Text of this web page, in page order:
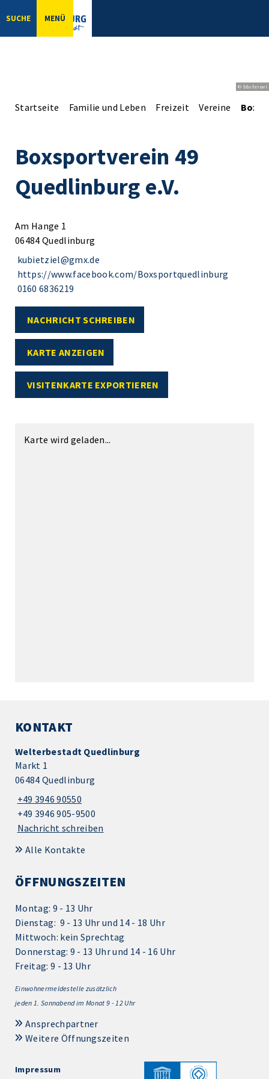
SUCHE MENÜ
© bbsferrari
Startseite Familie und Leben Freizeit Vereine
Boxsportverein 49
Quedlinburg e.V.
Am Hange 1
06484 Quedlinburg
kubietziel@gmx.de
https://www.facebook.com/Boxsportquedlinburg
0160 6836219
NACHRICHT SCHREIBEN
KARTE ANZEIGEN
VISITENKARTE EXPORTIEREN
Karte wird geladen...
KONTAKT
Welterbestadt Quedlinburg
Markt 1
06484 Quedlinburg
+49 3946 90550
+49 3946 905-9500
Nachricht schreiben
Alle Kontakte
ÖFFNUNGSZEITEN
Montag: 9 - 13 Uhr
Dienstag: 9 - 13 Uhr und 14 - 18 Uhr
Mittwoch: kein Sprechtag
Donnerstag: 9 - 13 Uhr und 14 - 16 Uhr
Freitag: 9 - 13 Uhr
Einwohnermeldestelle zusätzlich
jeden 1. Sonnabend im Monat 9 - 12 Uhr
Ansprechpartner
Weitere Öffnungszeiten
Impressum